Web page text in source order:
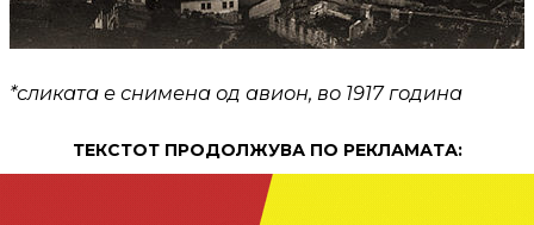
*сликата е снимена од авион, во 1917 година
ТЕКСТОТ ПРОДОЛЖУВА ПО РЕКЛАМАТА: